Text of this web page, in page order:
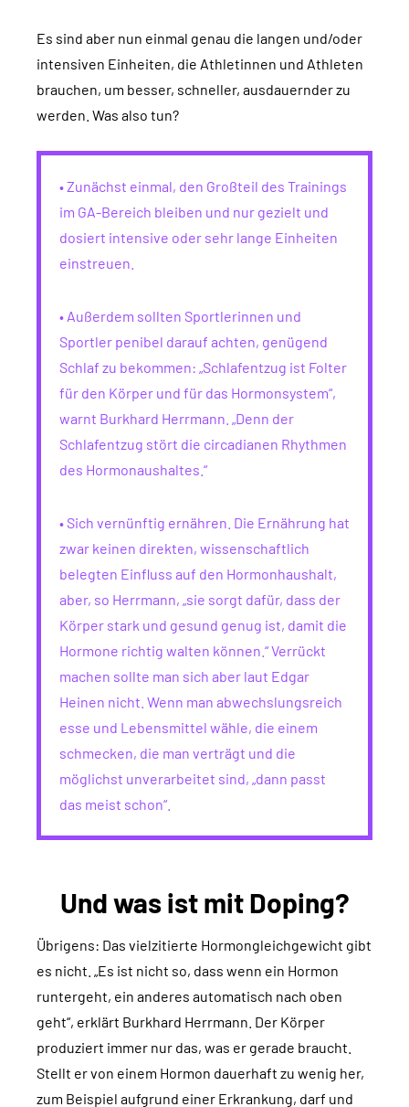
Es sind aber nun einmal genau die langen und/oder
intensiven Einheiten, die Athletinnen und Athleten
brauchen, um besser, schneller, ausdauernder zu
werden. Was also tun?
• Zunächst einmal, den Großteil des Trainings
im GA-Bereich bleiben und nur gezielt und
dosiert intensive oder sehr lange Einheiten
einstreuen.
• Außerdem sollten Sportlerinnen und
Sportler penibel darauf achten, genügend
Schlaf zu bekommen: „Schlafentzug ist Folter
für den Körper und für das Hormonsystem“,
warnt Burkhard Herrmann. „Denn der
Schlafentzug stört die circadianen Rhythmen
des Hormonaushaltes.“
• Sich vernünftig ernähren. Die Ernährung hat
zwar keinen direkten, wissenschaftlich
belegten Einfluss auf den Hormonhaushalt,
aber, so Herrmann, „sie sorgt dafür, dass der
Körper stark und gesund genug ist, damit die
Hormone richtig walten können.“ Verrückt
machen sollte man sich aber laut Edgar
Heinen nicht. Wenn man abwechslungsreich
esse und Lebensmittel wähle, die einem
schmecken, die man verträgt und die
möglichst unverarbeitet sind, „dann passt
das meist schon“.
Und was ist mit Doping?
Übrigens: Das vielzitierte Hormongleichgewicht gibt
es nicht. „Es ist nicht so, dass wenn ein Hormon
runtergeht, ein anderes automatisch nach oben
geht“, erklärt Burkhard Herrmann. Der Körper
produziert immer nur das, was er gerade braucht.
Stellt er von einem Hormon dauerhaft zu wenig her,
zum Beispiel aufgrund einer Erkrankung, darf und